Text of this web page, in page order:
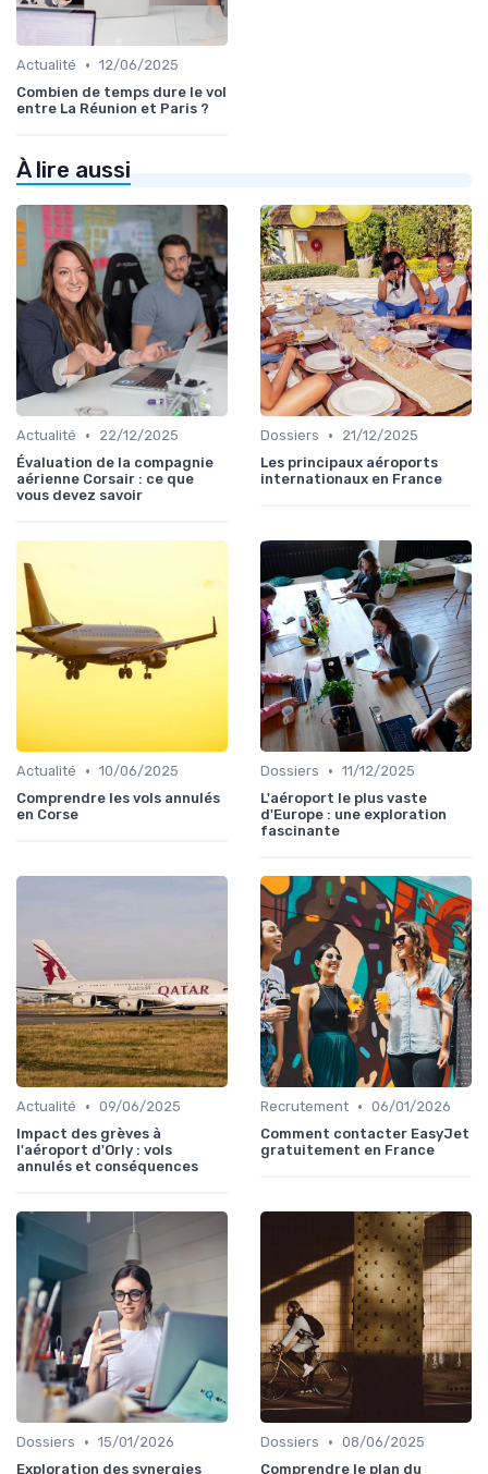
Actualité • 12/06/2025
Combien de temps dure le vol
entre La Réunion et Paris ?
À lire aussi
Actualité •
22/12/2025
Évaluation de la compagnie
aérienne Corsair : ce que
vous devez savoir
Dossiers •
21/12/2025
Les principaux aéroports
internationaux en France
Actualité • 10/06/2025
Comprendre les vols annulés
en Corse
Dossiers • 11/12/2025
L'aéroport le plus vaste
d'Europe : une exploration
fascinante
Actualité • 09/06/2025
Impact des grèves à
l'aéroport d'Orly : vols
annulés et conséquences
Recrutement • 06/01/2026
Comment contacter EasyJet
gratuitement en France
Dossiers • 15/01/2026
Exploration des synergies
Dossiers • 08/06/2025
Comprendre le plan du